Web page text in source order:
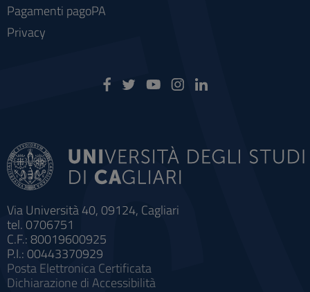
Via Università 40, 09124, Cagliari
tel. 0706751
C.F.: 80019600925
P.I.: 00443370929
Posta Elettronica Certificata
Dichiarazione di Accessibilità
Pagamenti pagoPA
Privacy